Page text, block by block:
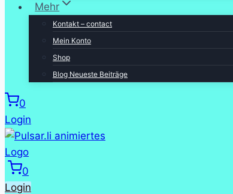
Mehr
Kontakt – contact
Mein Konto
Shop
Blog Neueste Beiträge
0
Login
0
Login